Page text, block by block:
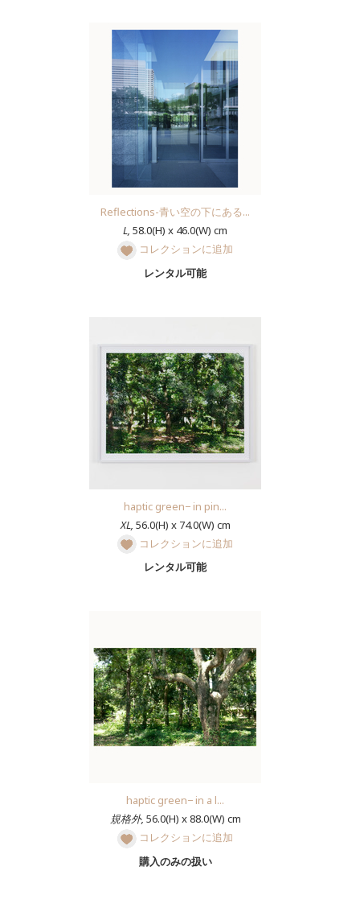
Reflections-青い空の下にある...
L, 58.0(H) x 46.0(W) cm
コレクションに追加
レンタル可能
haptic green− in pin...
XL, 56.0(H) x 74.0(W) cm
コレクションに追加
レンタル可能
haptic green− in a l...
規格外, 56.0(H) x 88.0(W) cm
コレクションに追加
購入のみの扱い